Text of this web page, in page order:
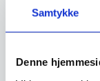
Samtykke
Denne